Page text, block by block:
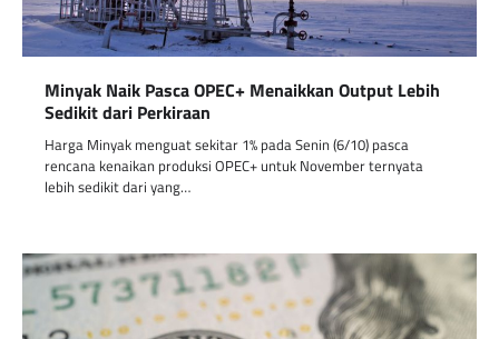
Minyak Naik Pasca OPEC+ Menaikkan Output Lebih
Sedikit dari Perkiraan
Harga Minyak menguat sekitar 1% pada Senin (6/10) pasca
rencana kenaikan produksi OPEC+ untuk November ternyata
lebih sedikit dari yang…